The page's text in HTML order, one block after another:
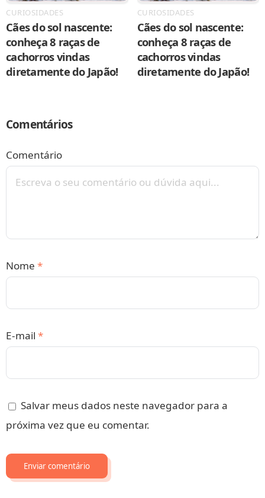
CURIOSIDADES
Cães do sol nascente:
conheça 8 raças de
cachorros vindas
diretamente do Japão!
CURIOSIDADES
Cães do sol nascente:
conheça 8 raças de
cachorros vindas
diretamente do Japão!
Comentários
Comentário
Nome *
E-mail *
Salvar meus dados neste navegador para a
próxima vez que eu comentar.